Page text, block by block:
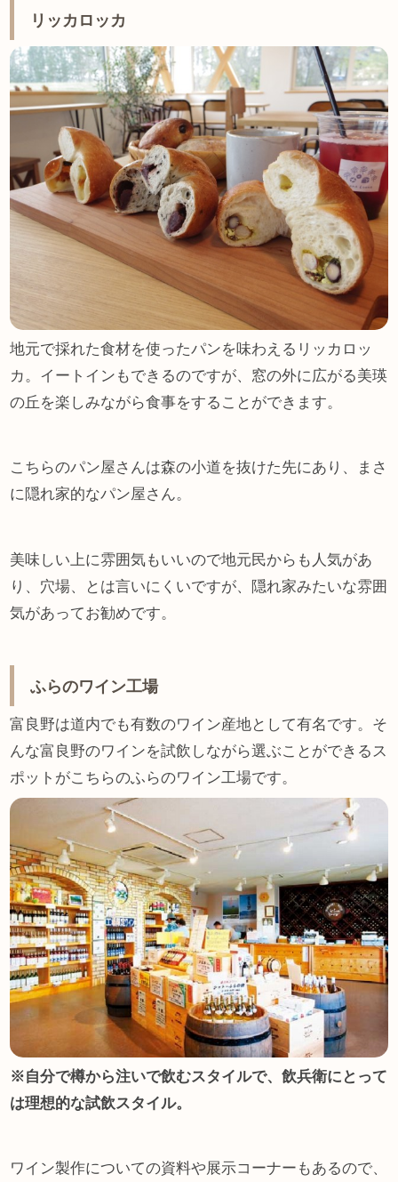
リッカロッカ
地元で採れた食材を使ったパンを味わえるリッカロッ
カ。イートインもできるのですが、窓の外に広がる美瑛
の丘を楽しみながら食事をすることができます。
こちらのパン屋さんは森の小道を抜けた先にあり、まさ
に隠れ家的なパン屋さん。
美味しい上に雰囲気もいいので地元民からも人気があ
り、穴場、とは言いにくいですが、隠れ家みたいな雰囲
気があってお勧めです。
ふらのワイン工場
富良野は道内でも有数のワイン産地として有名です。そ
んな富良野のワインを試飲しながら選ぶことができるス
ポットがこちらのふらのワイン工場です。
※自分で樽から注いで飲むスタイルで、飲兵衛にとって
は理想的な試飲スタイル。
ワイン製作についての資料や展示コーナーもあるので、